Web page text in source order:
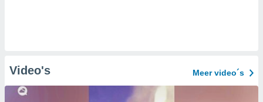
Video's Meer video´s